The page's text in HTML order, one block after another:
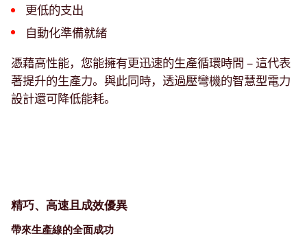
更低的支出
自動化準備就緒
憑藉高性能，您能擁有更迅速的生產循環時間 – 這代表
著提升的生產力。與此同時，透過壓彎機的智慧型電力
設計還可降低能耗。
精巧、高速且成效優異
帶來生產線的全面成功